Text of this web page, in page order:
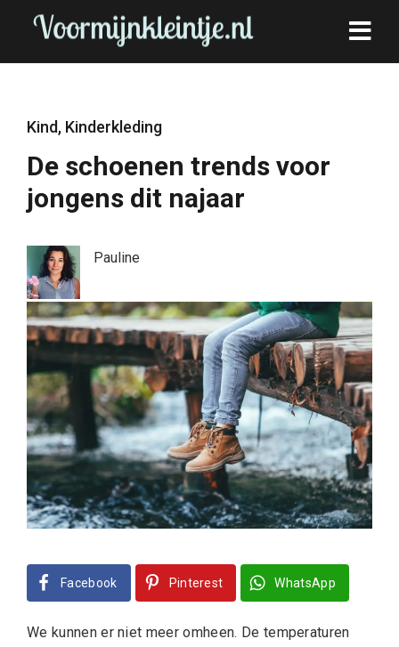
Kind, Kinderkleding
De schoenen trends voor
jongens dit najaar
Pauline
Facebook Pinterest WhatsApp
We kunnen er niet meer omheen. De temperaturen